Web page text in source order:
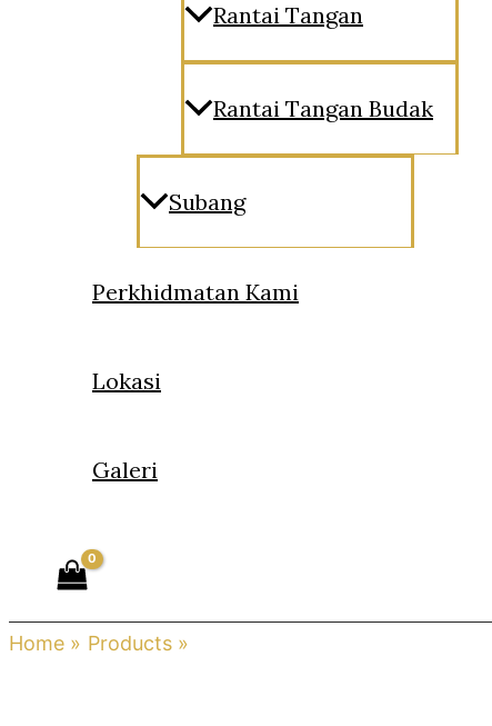
Rantai Tangan
Rantai Tangan Budak
Subang
Perkhidmatan Kami
Lokasi
Galeri
Home Products